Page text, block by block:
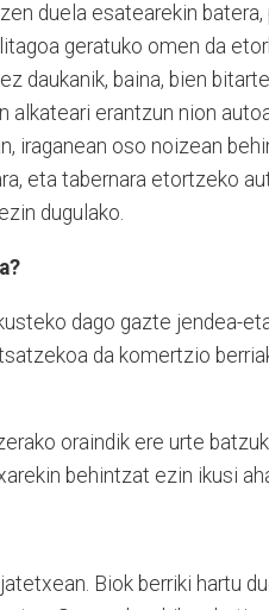
duela esatearekin
geratuko omen da
daukanik, baina, bien
alkateari erantzun nion
iraganean oso noizean
eta tabernara etortzeko
dugulako.
dago gazte jendea-
da komertzio
oraindik ere urte
behintzat ezin ikusi
Biok berriki hartu